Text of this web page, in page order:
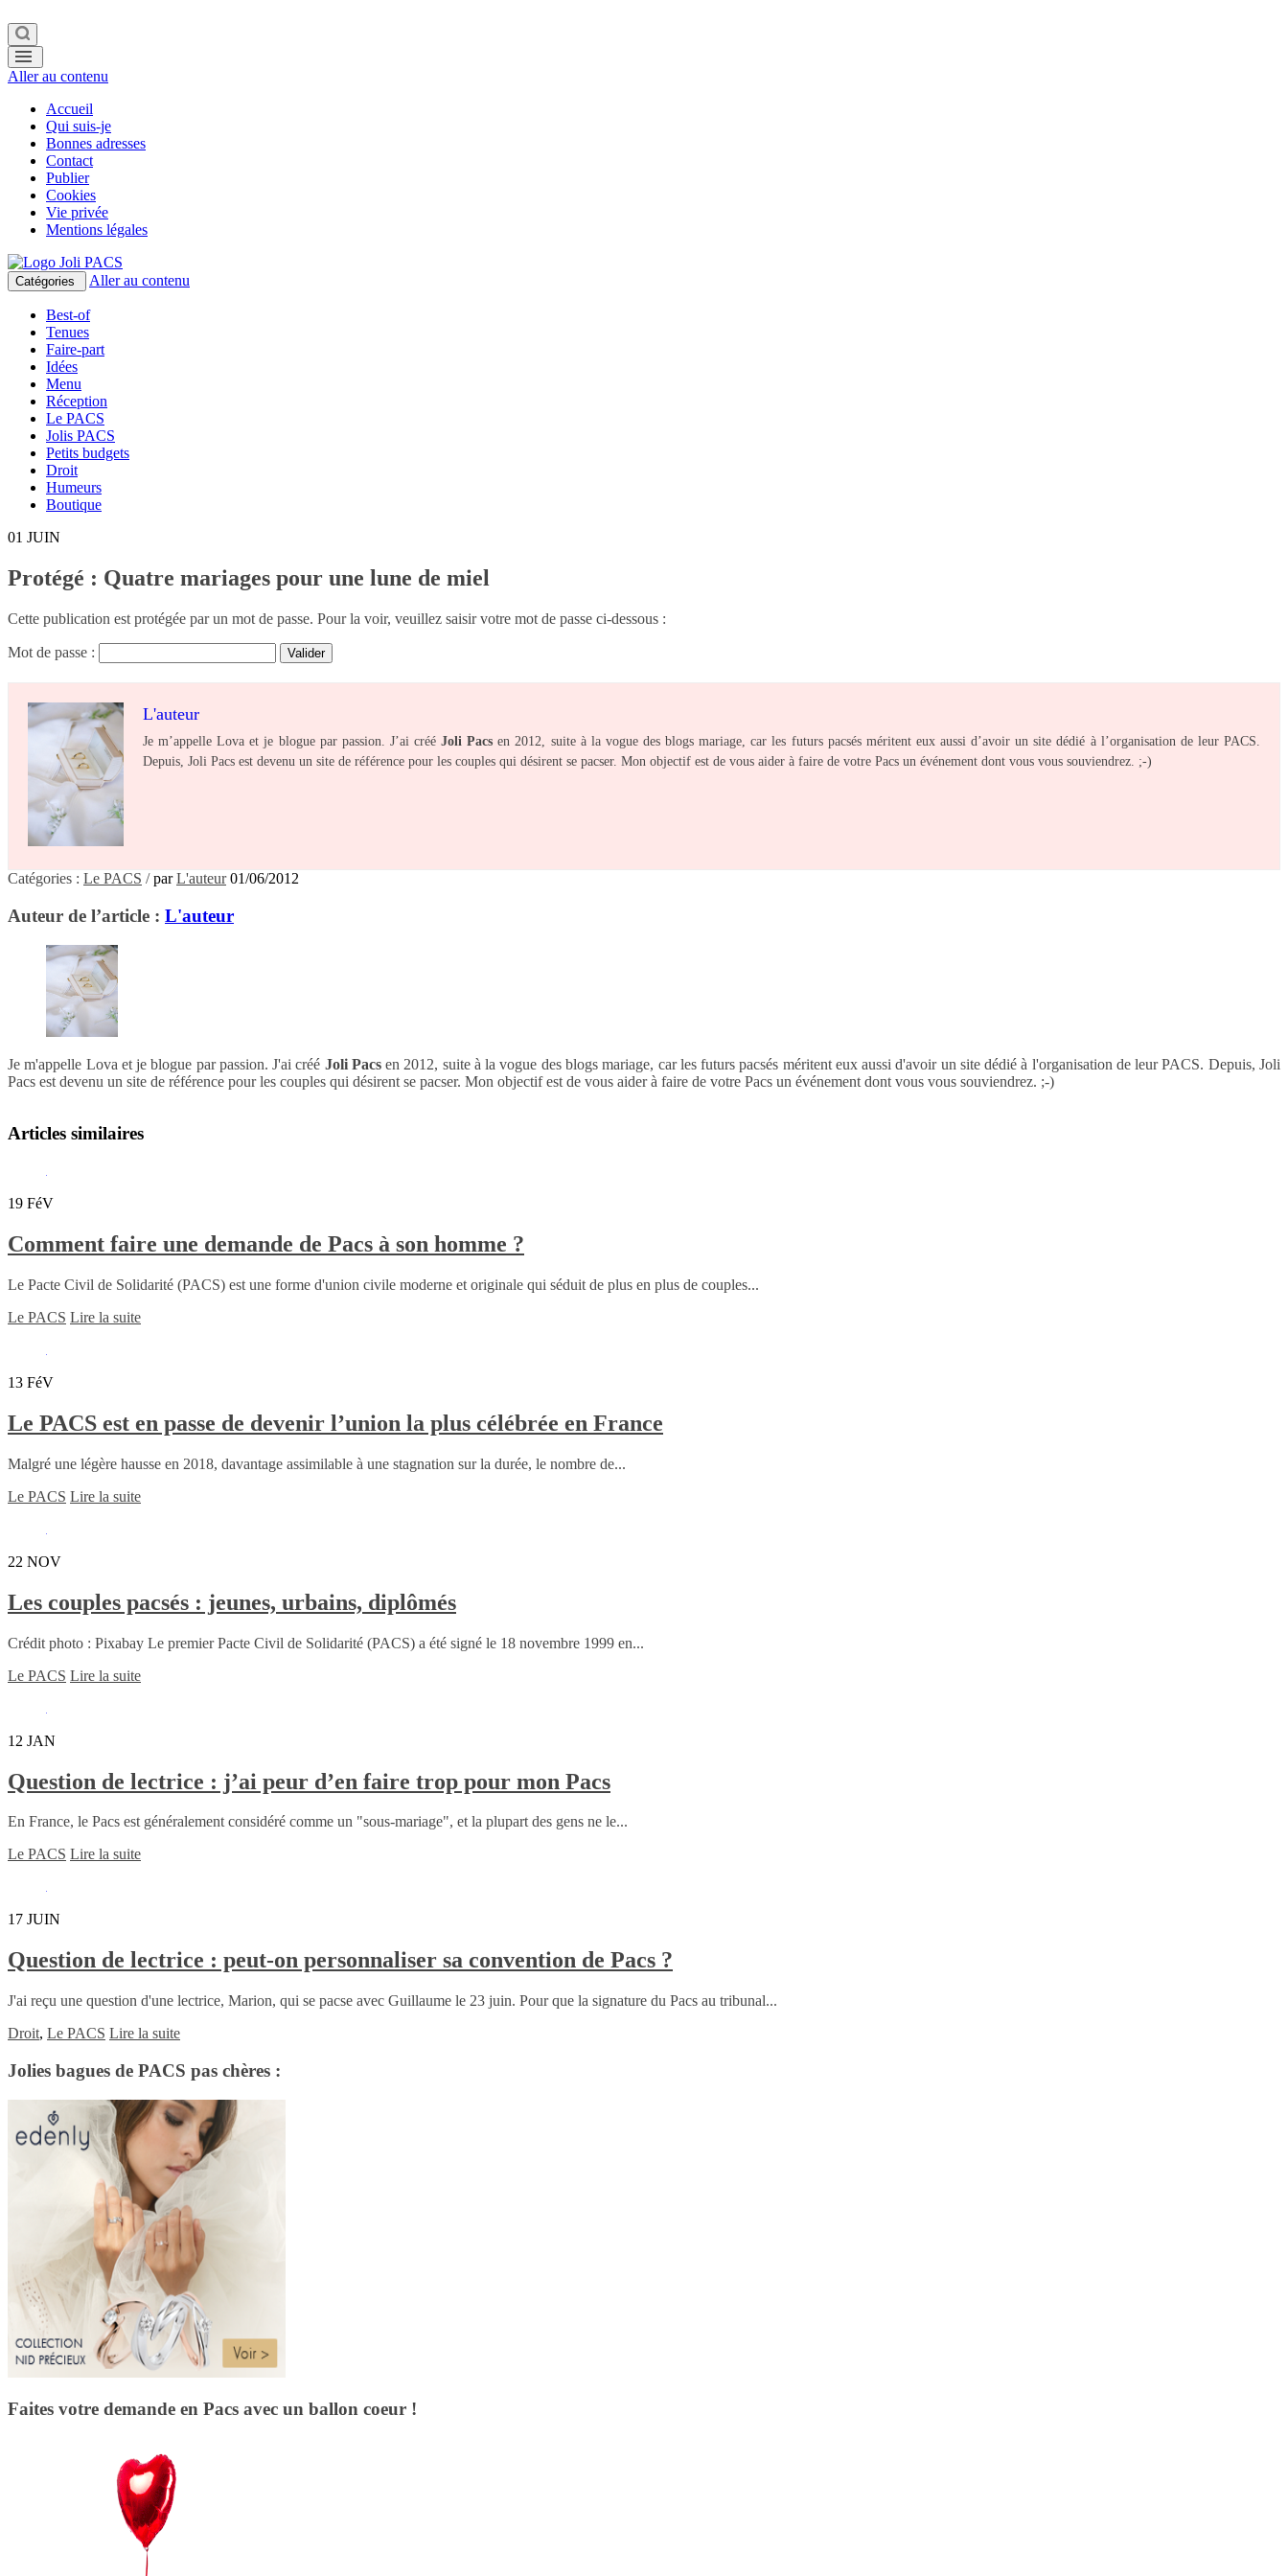
Aller au contenu
Accueil
Qui suis-je
Bonnes adresses
Contact
Publier
Cookies
Vie privée
Mentions légales
Catégories Aller au contenu
Best-of
Tenues
Faire-part
Idées
Menu
Réception
Le PACS
Jolis PACS
Petits budgets
Droit
Humeurs
Boutique
01 JUIN
Protégé : Quatre mariages pour une lune de miel
Cette publication est protégée par un mot de passe. Pour la voir, veuillez saisir votre mot de passe ci-dessous :
Mot de passe :
L'auteur
Je m’appelle Lova et je blogue par passion. J’ai crééJoli Pacsen 2012, suite à la vogue des blogs mariage, car les futurs pacsés méritent eux aussi d’avoir un site dédié à l’organisation de leur PACS.
Depuis, Joli Pacs est devenu un site de référence pour les couples qui désirent se pacser. Mon objectif est de vous aider à faire de votre Pacs un événement dont vous vous souviendrez. ;-)
Catégories : Le PACS /parL'auteur 01/06/2012
Auteur de l’article : L'auteur
Je m'appelle Lova et je blogue par passion. J'ai créé Joli Pacsen 2012, suite à la vogue des blogs mariage, car les futurs pacsés méritent eux aussi d'avoir un site dédié à l'organisation de leur PACS. Depuis, Joli
Pacs est devenu un site de référence pour les couples qui désirent se pacser. Mon objectif est de vous aider à faire de votre Pacs un événement dont vous vous souviendrez. ;-)
Articles similaires
19 FéV
Comment faire une demande de Pacs à son homme ?
Le Pacte Civil de Solidarité (PACS) est une forme d'union civile moderne et originale qui séduit de plus en plus de couples...
Le PACS Lire la suite
13 FéV
Le PACS est en passe de devenir l’union la plus célébrée en France
Malgré une légère hausse en 2018, davantage assimilable à une stagnation sur la durée, le nombre de...
Le PACS Lire la suite
22 NOV
Les couples pacsés : jeunes, urbains, diplômés
Crédit photo : Pixabay Le premier Pacte Civil de Solidarité (PACS) a été signé le 18 novembre 1999 en...
Le PACS Lire la suite
12 JAN
Question de lectrice : j’ai peur d’en faire trop pour mon Pacs
En France, le Pacs est généralement considéré comme un "sous-mariage", et la plupart des gens ne le...
Le PACS Lire la suite
17 JUIN
Question de lectrice : peut-on personnaliser sa convention de Pacs ?
J'ai reçu une question d'une lectrice, Marion, qui se pacse avec Guillaume le 23 juin. Pour que la signature du Pacs au tribunal...
Droit, Le PACS Lire la suite
Jolies bagues de PACS pas chères :
Faites votre demande en Pacs avec un ballon coeur !